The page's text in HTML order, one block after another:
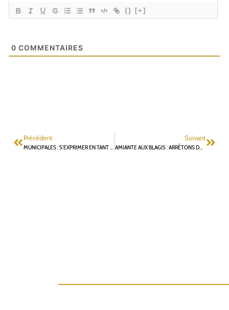
{} [+]
0 COMMENTAIRES
Précédent
MUNICIPALES : S’EXPRIMER EN TANT QU’ARTISTE À FONTENAY
Suivant
AMIANTE AUX BLAGIS : ARRÊTONS DE FAIRE PEUR AUX LOCATAIRES, OCCUPONS-NOUS RÉELLEMENT D’EUX